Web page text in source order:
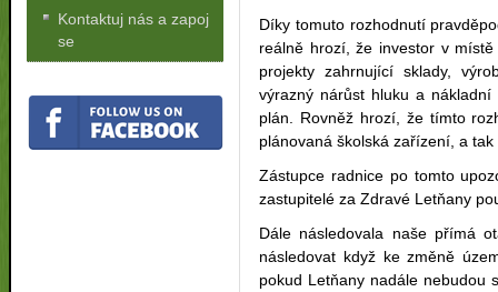
Díky tomuto rozhodnutí
reálně hrozí, že investor v
projekty zahrnující sklady,
výrazný nárůst hluku a
plán. Rovněž hrozí, že tímto
plánovaná školská zařízení, a
Zástupce radnice po tomto
zastupitelé za Zdravé Letňany
Dále následovala naše přímá
následovat když ke změně
pokud Letňany nadále nebudou
Kontaktuj nás a zapoj
se